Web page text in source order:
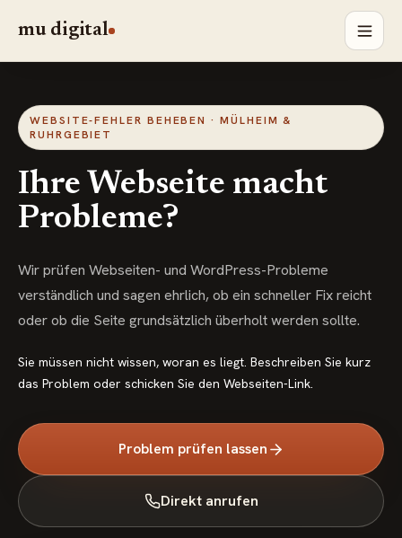
mu digital
WEBSITE-FEHLER BEHEBEN · MÜLHEIM &
RUHRGEBIET
Ihre Webseite macht
Probleme?
Wir prüfen Webseiten- und WordPress-Probleme
verständlich und sagen ehrlich, ob ein schneller Fix reicht
oder ob die Seite grundsätzlich überholt werden sollte.
Sie müssen nicht wissen, woran es liegt. Beschreiben Sie kurz
das Problem oder schicken Sie den Webseiten-Link.
Problem prüfen lassen
Direkt anrufen